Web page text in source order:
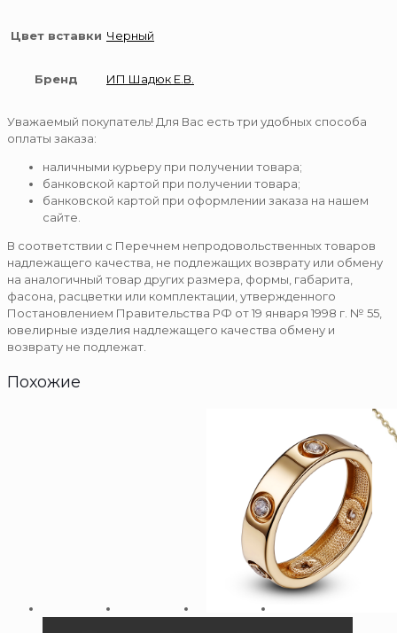
Цвет вставки Черный
Бренд ИП Шадюк Е.В.
Уважаемый покупатель! Для Вас есть три удобных способа
оплаты заказа:
наличными курьеру при получении товара;
банковской картой при получении товара;
банковской картой при оформлении заказа на нашем
сайте.
В соответствии с Перечнем непродовольственных товаров
надлежащего качества, не подлежащих возврату или обмену
на аналогичный товар других размера, формы, габарита,
фасона, расцветки или комплектации, утвержденного
Постановлением Правительства РФ от 19 января 1998 г. № 55,
ювелирные изделия надлежащего качества обмену и
возврату не подлежат.
Похожие